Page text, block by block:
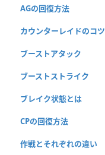
AGの回復方法
カウンターレイドのコツ
ブーストアタック
ブーストストライク
ブレイク状態とは
CPの回復方法
作戦とそれぞれの違い